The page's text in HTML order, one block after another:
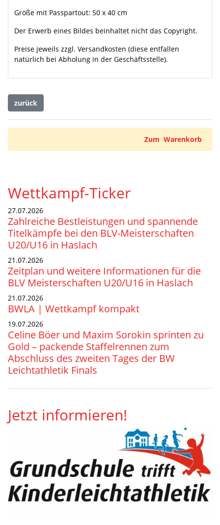
Größe mit Passpartout: 50 x 40 cm
Der Erwerb eines Bildes beinhaltet nicht das Copyright.
Preise jeweils zzgl. Versandkosten (diese entfallen
natürlich bei Abholung in der Geschäftsstelle).
zurück
Zum Warenkorb
Wettkampf-Ticker
27.07.2026
Zahlreiche Bestleistungen und spannende
Titelkämpfe bei den BLV-Meisterschaften
U20/U16 in Haslach
21.07.2026
Zeitplan und weitere Informationen für die
BLV Meisterschaften U20/U16 in Haslach
21.07.2026
BWLA | Wettkampf kompakt
19.07.2026
Celine Böer und Maxim Sorokin sprinten zu
Gold – packende Staffelrennen zum
Abschluss des zweiten Tages der BW
Leichtathletik Finals
Jetzt informieren!